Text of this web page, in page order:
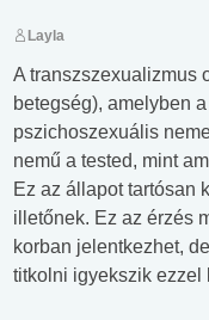
Layla
A transzszexualizmus
betegség), amelyben
pszichoszexuális
nemű a tested, mint
Ez az állapot tartósan
illetőnek. Ez az érzés
korban jelentkezhet,
titkolni igyekszik ezzel